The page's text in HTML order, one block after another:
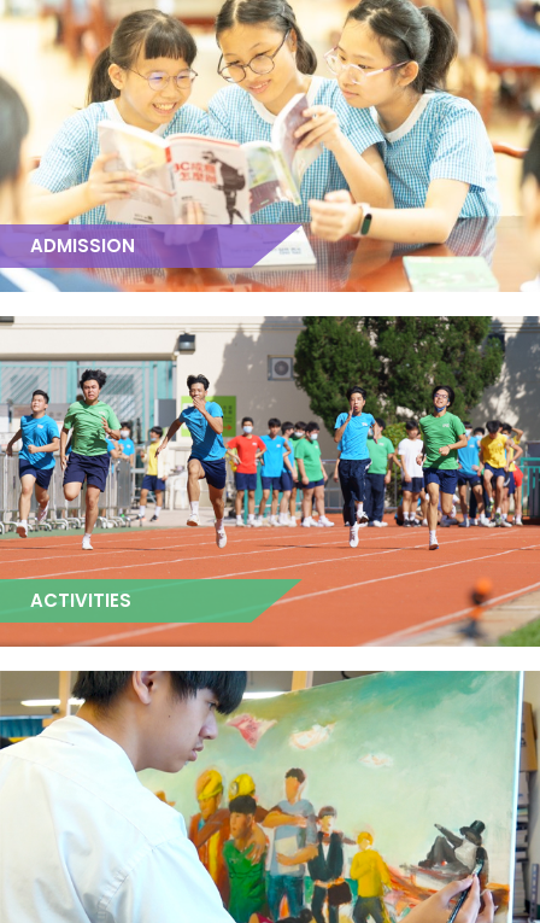
ADMISSION
ACTIVITIES